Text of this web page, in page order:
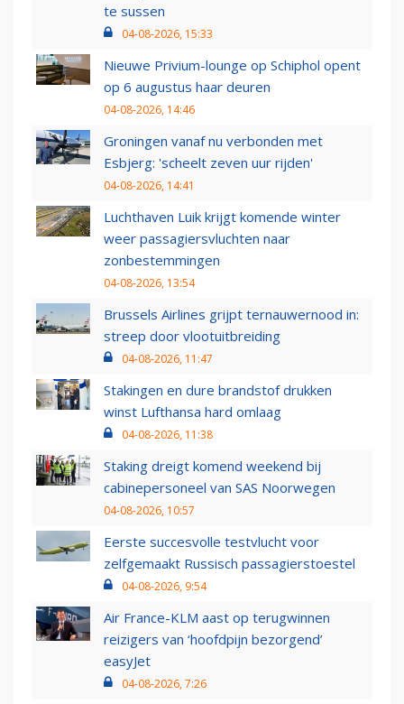
te sussen
04-08-2026, 15:33
Nieuwe Privium-lounge op Schiphol opent
op 6 augustus haar deuren
04-08-2026, 14:46
Groningen vanaf nu verbonden met
Esbjerg: 'scheelt zeven uur rijden'
04-08-2026, 14:41
Luchthaven Luik krijgt komende winter
weer passagiersvluchten naar
zonbestemmingen
04-08-2026, 13:54
Brussels Airlines grijpt ternauwernood in:
streep door vlootuitbreiding
04-08-2026, 11:47
Stakingen en dure brandstof drukken
winst Lufthansa hard omlaag
04-08-2026, 11:38
Staking dreigt komend weekend bij
cabinepersoneel van SAS Noorwegen
04-08-2026, 10:57
Eerste succesvolle testvlucht voor
zelfgemaakt Russisch passagierstoestel
04-08-2026, 9:54
Air France-KLM aast op terugwinnen
reizigers van ‘hoofdpijn bezorgend’
easyJet
04-08-2026, 7:26